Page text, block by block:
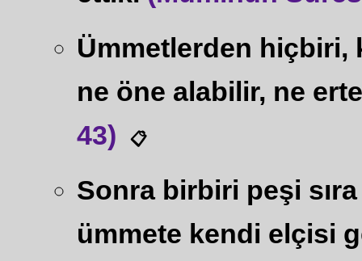
Ümmetlerden hiçbiri,
ne öne alabilir, ne
43)
📋
Sonra birbiri peşi
ümmete kendi elçisi